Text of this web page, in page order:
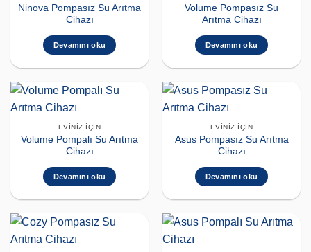
Ninova Pompasız Su Arıtma
Cihazı
Devamını oku
Volume Pompasız Su
Arıtma Cihazı
Devamını oku
EVINIZ İÇIN
Volume Pompalı Su Arıtma
Cihazı
Devamını oku
EVINIZ İÇIN
Asus Pompasız Su Arıtma
Cihazı
Devamını oku